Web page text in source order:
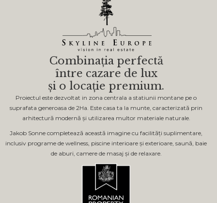
Combinația perfectă
între cazare de lux
și o locație premium.
Proiectul este dezvoltat in zona centrala a statiunii montane pe o
suprafata generoasa de 2Ha. Este casa ta la munte, caracterizată prin
arhitectură modernă și utilizarea multor materiale naturale.
Jakob Sonne completează această imagine cu facilități suplimentare,
inclusiv programe de wellness, piscine interioare și exterioare, saună, baie
de aburi, camere de masaj și de relaxare.